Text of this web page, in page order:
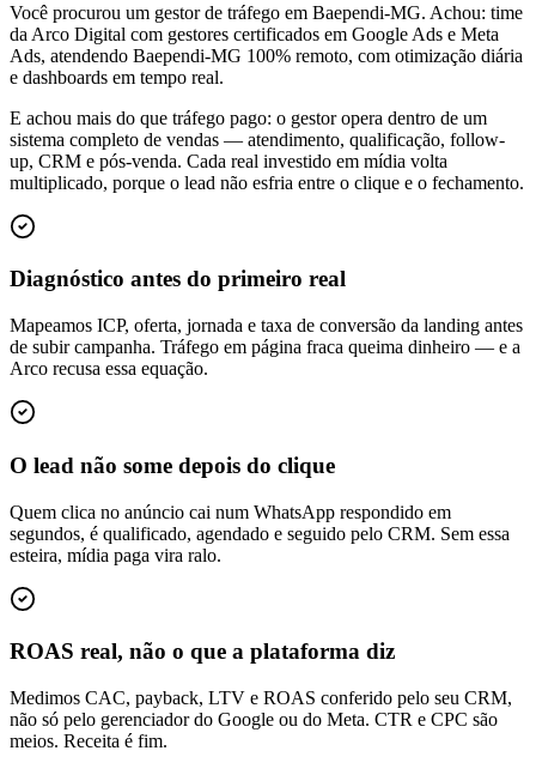
Você procurou um gestor de tráfego em Baependi-MG. Achou: time
da Arco Digital com gestores certificados em Google Ads e Meta
Ads, atendendo Baependi-MG 100% remoto, com otimização diária
e dashboards em tempo real.
E achou mais do que tráfego pago: o gestor opera dentro de um
sistema completo de vendas — atendimento, qualificação, follow-
up, CRM e pós-venda. Cada real investido em mídia volta
multiplicado, porque o lead não esfria entre o clique e o fechamento.
Diagnóstico antes do primeiro real
Mapeamos ICP, oferta, jornada e taxa de conversão da landing antes
de subir campanha. Tráfego em página fraca queima dinheiro — e a
Arco recusa essa equação.
O lead não some depois do clique
Quem clica no anúncio cai num WhatsApp respondido em
segundos, é qualificado, agendado e seguido pelo CRM. Sem essa
esteira, mídia paga vira ralo.
ROAS real, não o que a plataforma diz
Medimos CAC, payback, LTV e ROAS conferido pelo seu CRM,
não só pelo gerenciador do Google ou do Meta. CTR e CPC são
meios. Receita é fim.